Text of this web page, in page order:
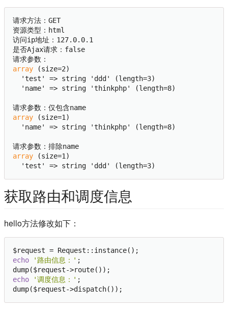
请求方法：GET
资源类型：html
访问ip地址：127.0.0.1
是否Ajax请求：false
请求参数：
array
(size=2)
  'test' => string 'ddd' (length=3)
  'name' => string 'thinkphp' (length=8)
请求参数：仅包含name
array
(size=1)
  'name' => string 'thinkphp' (length=8)
请求参数：排除name
array
(size=1)
获取路由和调度信息
hello方法修改如下：
echo
'路由信息：' ;
echo
'调度信息：' ;